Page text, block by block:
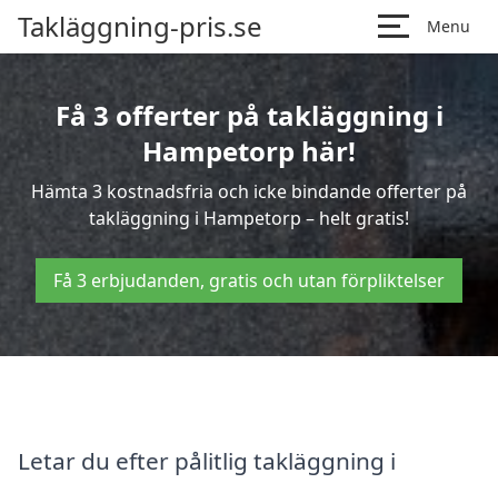
Takläggning-pris.se Menu
Få 3 offerter på takläggning i
Hampetorp här!
Hämta 3 kostnadsfria och icke bindande offerter på
takläggning i Hampetorp – helt gratis!
Få 3 erbjudanden, gratis och utan förpliktelser
Letar du efter pålitlig takläggning i